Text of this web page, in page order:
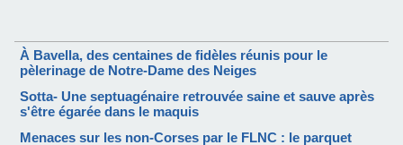
À Bavella, des centaines de fidèles réunis pour le
pèlerinage de Notre-Dame des Neiges
Sotta- Une septuagénaire retrouvée saine et sauve après
s'être égarée dans le maquis
Menaces sur les non-Corses par le FLNC : le parquet